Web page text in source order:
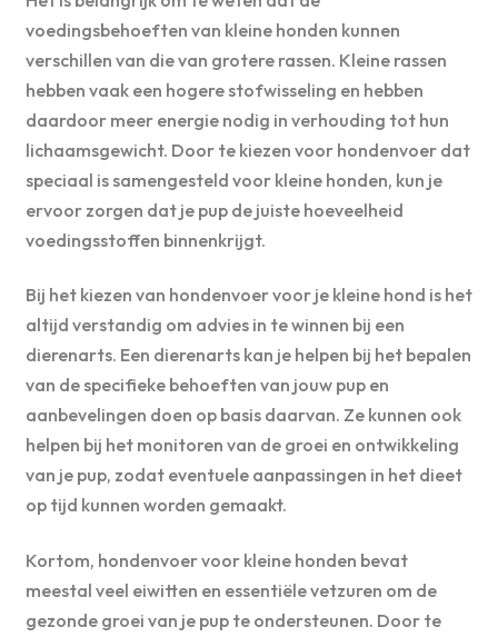
voedingsbehoeften van kleine honden kunnen
verschillen van die van grotere rassen. Kleine rassen
hebben vaak een hogere stofwisseling en hebben
daardoor meer energie nodig in verhouding tot hun
lichaamsgewicht. Door te kiezen voor hondenvoer dat
speciaal is samengesteld voor kleine honden, kun je
ervoor zorgen dat je pup de juiste hoeveelheid
voedingsstoffen binnenkrijgt.
Bij het kiezen van hondenvoer voor je kleine hond is het
altijd verstandig om advies in te winnen bij een
dierenarts. Een dierenarts kan je helpen bij het bepalen
van de specifieke behoeften van jouw pup en
aanbevelingen doen op basis daarvan. Ze kunnen ook
helpen bij het monitoren van de groei en ontwikkeling
van je pup, zodat eventuele aanpassingen in het dieet
op tijd kunnen worden gemaakt.
Kortom, hondenvoer voor kleine honden bevat
meestal veel eiwitten en essentiële vetzuren om de
gezonde groei van je pup te ondersteunen. Door te